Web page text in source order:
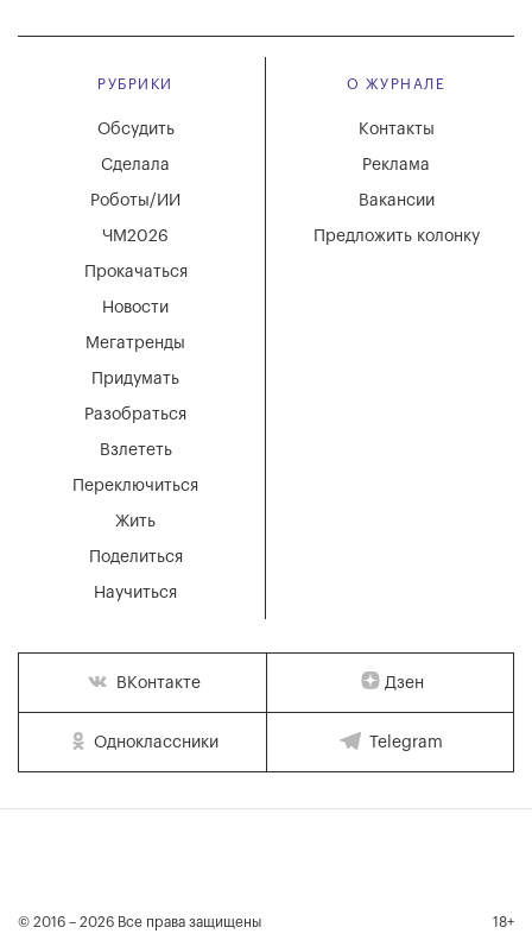
РУБРИКИ
Мегатренды
Придумать
Разобраться
Взлететь
Новости
Переключиться
Жить
Поделиться
Научиться
Обсудить
Сделала
Роботы/ИИ
ЧМ2026
Прокачаться
О ЖУРНАЛЕ
Вакансии
Реклама
Контакты
Предложить колонку
ВКонтакте Дзен
Одноклассники Telegram
© 2016 – 2026 Все права защищены 18+